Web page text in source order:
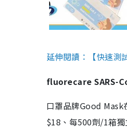
延伸閱讀：【快速測
fluorecare SARS-
口罩品牌Good
$18、每500劑/1箱